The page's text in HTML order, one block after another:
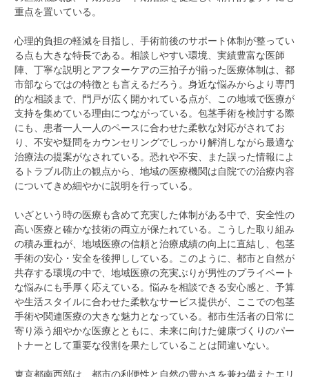
重点を置いている。
心理的負担の軽減を目指し、手術前後のサポート体制が整ってい
る点も大きな特長である。相談しやすい環境、実績豊富な医師
陣、丁寧な説明とアフターケアの三拍子が揃った医療体制は、都
市部ならではの特徴とも言えるだろう。身近な悩みからより専門
的な相談まで、門戸が広く開かれている点が、この地域で医療が
支持を集めている理由につながっている。包茎手術を検討する際
にも、患者一人一人のペースに合わせた柔軟な対応がされてお
り、不安や疑問をカウンセリングでしっかり解消しながら最適な
治療法の提案がなされている。恐れや不安、また誤った情報によ
るトラブル防止の観点から、地域の医療機関は自院での治療内容
についてきめ細やかに説明を行っている。
いざという時の医療も含めて充実した体制がある中で、安全性の
高い医療と確かな技術の両立が保たれている。こうした取り組み
の積み重ねが、地域医療の信頼と治療成績の向上に直結し、包茎
手術の安心・安全を後押ししている。このように、都市と自然が
共存する環境の中で、地域医療の充実ぶりが男性のプライベート
な悩みにも手厚く応えている。悩みを相談できる安心感と、予算
や生活スタイルに合わせた柔軟なサービス提供が、ここでの包茎
手術や関連医療の大きな魅力となっている。都市生活者の日常に
寄り添う細やかな医療とともに、未来に向けた健康づくりのパー
トナーとして重要な役割を果たしていることは間違いない。
東京都南西部は、都市の利便性と自然の豊かさを兼ね備えたエリ